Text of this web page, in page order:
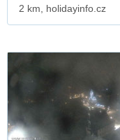
2 km, holidayinfo.cz